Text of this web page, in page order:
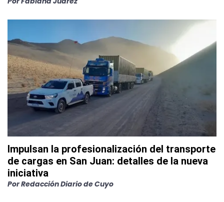
Impulsan la profesionalización del transporte
de cargas en San Juan: detalles de la nueva
iniciativa
PorRedacción Diario de Cuyo